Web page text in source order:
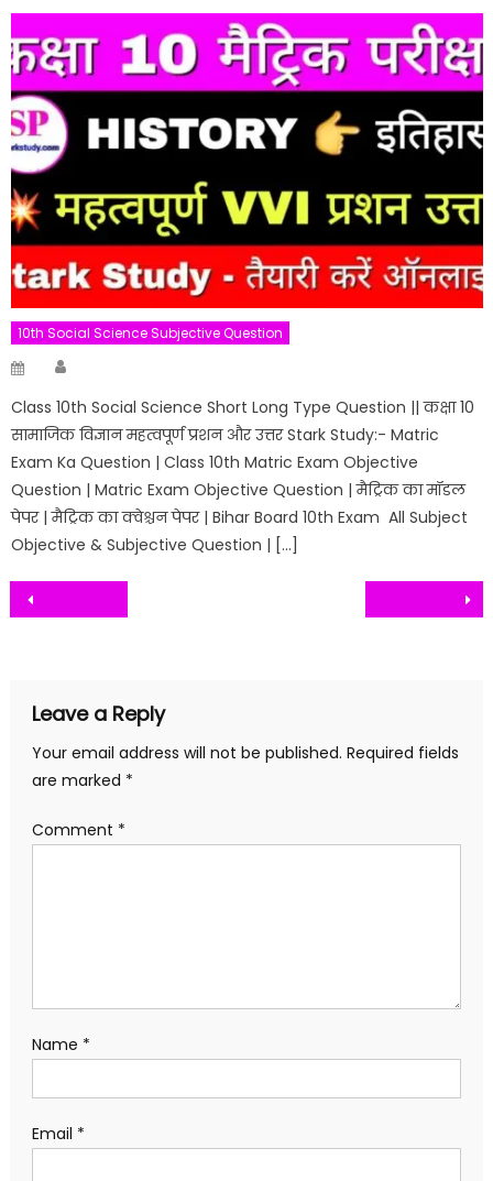
10th Social Science Subjective Question
Posted
Class 10th Social Science Short Long Type Question || कक्षा 10
सामाजिक विज्ञान महत्वपूर्ण प्रशन और उत्तर Stark Study:- Matric
Exam Ka Question | Class 10th Matric Exam Objective
Question | Matric Exam Objective Question | मैट्रिक का मॉडल
पेपर | मैट्रिक का क्वेश्चन पेपर | Bihar Board 10th Exam All Subject
Objective & Subjective Question | […]
Post
Leave a Reply
Your email address will not be published. Required fields
are marked *
Comment *
Name *
Email *